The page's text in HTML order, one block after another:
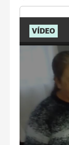
VÍDEO